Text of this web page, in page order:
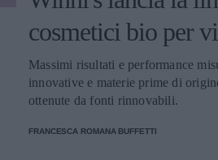
cosmetici bio per
Massimi risultati e performance
innovative e materie prime di
ottenute da fonti rinnovabili.
FRANCESCA ROMANA BUFFETTI